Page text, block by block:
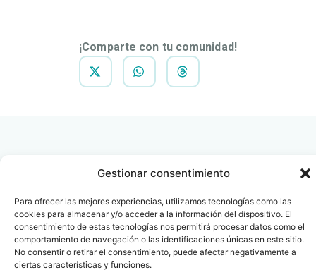
Gestionar consentimiento
Para ofrecer las mejores experiencias, utilizamos tecnologías como las
cookies para almacenar y/o acceder a la información del dispositivo. El
consentimiento de estas tecnologías nos permitirá procesar datos como el
comportamiento de navegación o las identificaciones únicas en este sitio.
No consentir o retirar el consentimiento, puede afectar negativamente a
ciertas características y funciones.
¡Comparte con tu comunidad!
Contacto
info@fenin.es
C/ Villanueva, 20 - 1-
28001
915 759 800
Oficina Barcelona
Travesera de Gracia, 56 -
1º, 3ª 08006
932 014 655